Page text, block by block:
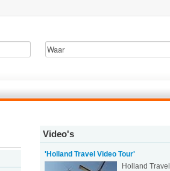
Video's
'Holland Travel Video Tour'
Holland